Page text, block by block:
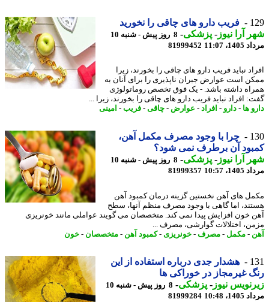
فریب دارو های چاقی را نخورید
آرا نیوز-پزشکی-
8 روز پیش - شنبه 10
11:07
81999452
نباید فریب دارو های چاقی را بخورند، زیرا
است عوارض جبران ناپذیری را برای آنان به
داشته باشد. - یک فوق تخصص روماتولوژی
افراد نباید فریب دارو های چاقی را بخورند، زیرا ...
ها - دارو - افراد - عوارض -چاقی-فریب-امینی
چرا با وجود مصرف مکمل آهن،
آن برطرف نمی شود؟
آرا نیوز-پزشکی-
8 روز پیش - شنبه 10
10:57
81999357
های آهن نخستین گزینه درمان کمبود آهن
اما گاهی با وجود مصرف منظم آنها، سطح
خون افزایش پیدا نمی کند. متخصصان می گویند عواملی مانند خونریزی
اختلالات گوارشی، مصرف ...
-مکمل-مصرف- خونریزی - کمبود آهن -متخصصان-خون
هشدار جدی درباره استفاده از این
غیرمجاز در خوراکی ها
نیوز-پزشکی-
8 روز پیش - شنبه 10
10:48
81999284